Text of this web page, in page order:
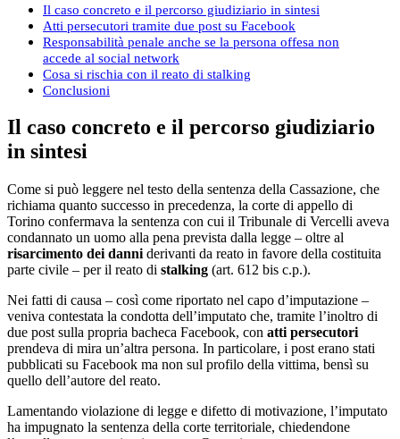
Il caso concreto e il percorso giudiziario in sintesi
Atti persecutori tramite due post su Facebook
Responsabilità penale anche se la persona offesa non
accede al social network
Cosa si rischia con il reato di stalking
Conclusioni
Il caso concreto e il percorso giudiziario
in sintesi
Come si può leggere nel testo della sentenza della Cassazione, che
richiama quanto successo in precedenza, la corte di appello di
Torino confermava la sentenza con cui il Tribunale di Vercelli aveva
condannato un uomo alla pena prevista dalla legge – oltre al
risarcimento dei danni derivanti da reato in favore della costituita
parte civile – per il reato di stalking (art. 612 bis c.p.).
Nei fatti di causa – così come riportato nel capo d’imputazione –
veniva contestata la condotta dell’imputato che, tramite l’inoltro di
due post sulla propria bacheca Facebook, con atti persecutori
prendeva di mira un’altra persona. In particolare, i post erano stati
pubblicati su Facebook ma non sul profilo della vittima, bensì su
quello dell’autore del reato.
Lamentando violazione di legge e difetto di motivazione, l’imputato
ha impugnato la sentenza della corte territoriale, chiedendone